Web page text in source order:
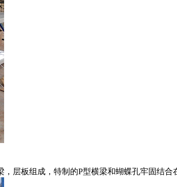
层板组成，特制的P型横梁和蝴蝶孔牢固结